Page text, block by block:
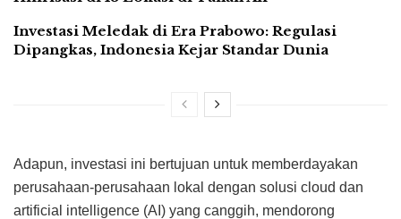
Investasi Meledak di Era Prabowo: Regulasi
Dipangkas, Indonesia Kejar Standar Dunia
Adapun, investasi ini bertujuan untuk memberdayakan
perusahaan-perusahaan lokal dengan solusi cloud dan
artificial intelligence (AI) yang canggih, mendorong